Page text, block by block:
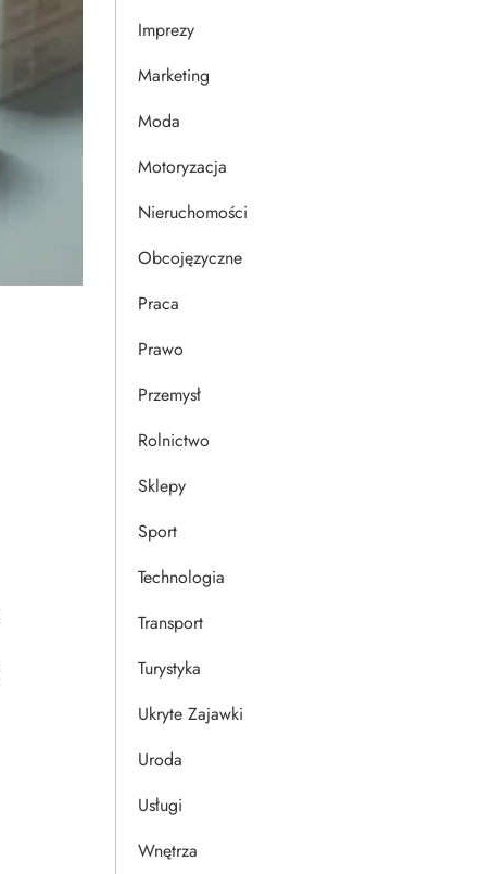
Imprezy
Marketing
Moda
Motoryzacja
Nieruchomości
Obcojęzyczne
Praca
Prawo
Przemysł
Rolnictwo
Sklepy
Sport
Technologia
Transport
Turystyka
Ukryte Zajawki
Uroda
Usługi
Wnętrza